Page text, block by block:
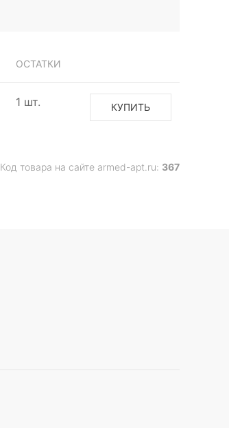
ОСТАТКИ
1 шт. КУПИТЬ
Код товара на сайте armed-apt.ru: 367